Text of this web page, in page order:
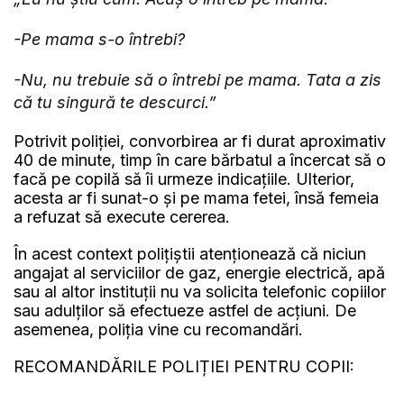
-Pe mama s-o întrebi?
-Nu, nu trebuie să o întrebi pe mama. Tata a zis
că tu singură te descurci.”
Potrivit poliției, convorbirea ar fi durat aproximativ
40 de minute, timp în care bărbatul a încercat să o
facă pe copilă să îi urmeze indicațiile. Ulterior,
acesta ar fi sunat-o și pe mama fetei, însă femeia
a refuzat să execute cererea.
În acest context polițiștii atenționează că niciun
angajat al serviciilor de gaz, energie electrică, apă
sau al altor instituții nu va solicita telefonic copiilor
sau adulților să efectueze astfel de acțiuni. De
asemenea, poliția vine cu recomandări.
RECOMANDĂRILE POLIȚIEI PENTRU COPII: